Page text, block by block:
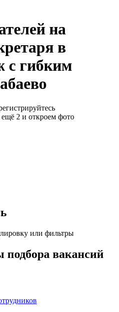
на
в
с гибким
2 и откроем фото
или фильтры
вакансий